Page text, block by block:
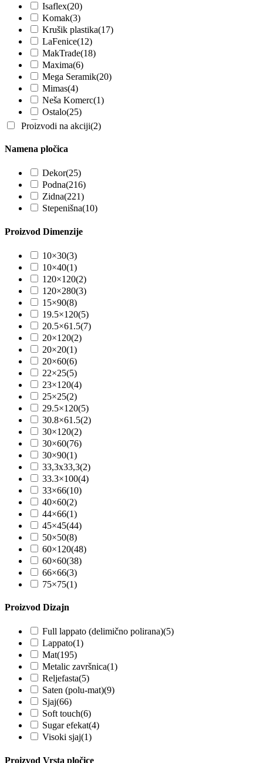
Isaflex(20)
Komak(3)
Krušik plastika(17)
LaFenice(12)
MakTrade(18)
Maxima(6)
Mega Seramik(20)
Mimas(4)
Neša Komerc(1)
Ostalo(25)
Palaplast(55)
Peštan(14)
Roca(7)
Rosan(15)
Sab(31)
Seramiksan(56)
Superceramica
Unico(3)
Unisera(19)
Vortex (30)
Vumiks(1)
Wilo(18)
Prikaži više
Proizvodi na akciji(2)
Namena pločica
Dekor(25)
Podna(216)
Zidna(221)
Stepenišna(10)
Proizvod Dimenzije
10×30(3)
10×40(1)
120×120(2)
120×280(3)
15×90(8)
19.5×120(5)
20.5×61.5(7)
20×120(2)
20×20(1)
20×60(6)
22×25(5)
23×120(4)
25×25(2)
29.5×120(5)
30.8×61.5(2)
30×120(2)
30×60(76)
30×90(1)
33,3x33,3(2)
33.3×100(4)
33×66(10)
40×60(2)
44×66(1)
45×45(44)
50×50(8)
60×120(48)
60×60(38)
66×66(3)
75×75(1)
Proizvod Dizajn
Full lappato (delimično polirana)(5)
Lappato(1)
Mat(195)
Metalic završnica(1)
Reljefasta(5)
Saten (polu-mat)(9)
Sjaj(66)
Soft touch(6)
Sugar efekat(4)
Visoki sjaj(1)
Proizvod Vrsta pločice